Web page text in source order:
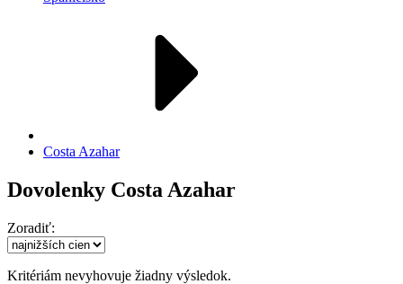
Costa Azahar
Dovolenky Costa Azahar
Zoradiť:
Kritériám nevyhovuje žiadny výsledok.